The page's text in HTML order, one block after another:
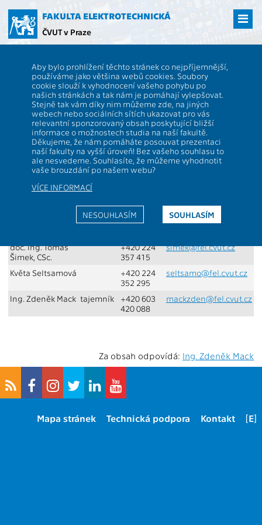
hlavní
obsah
FAKULTA ELEKTROTECHNICKÁ
ČVUT v Praze
Aby bylo prohlížení těchto stránek co nejpříjemnější,
používáme jako většina webů cookies. Soubory
cookie slouží k vyhodnocení vašeho pohybu po
našich stránkách a tak nám je pomáhají vylepšovat.
Stejně tak vám díky nim můžeme zde, na jiných
webech nebo sociálních sítích ukazovat pro vás
relevantní sponzorovaný obsah poskytující bližší
informace o možnostech studia na naší fakultě.
Děkujeme, že nám pomáháte posouvat prezentaci
naší fakulty na vyšší úroveň! Bez vašeho souhlasu to
ale nesvedeme. Souhlasíte, že můžeme vyhodnotit
vaše brouzdání po našem webu?
VÍCE INFORMACÍ
SOUHLASÍM
NESOUHLASÍM
Předsednictvo spolku ELEKTRA
Jméno Funkce Telefon
E-mail
prof. Mgr. Petr
Páta, Ph.D.
předseda +420224
352 016
dean@fel.cvut.cz
prof. Ing. Zbyněk
Škvor, CSc.
+420 224
353 385
skvor@fel.cvut.cz
prof. Ing. Boris
+420 224
+420 224
ripka@fel.cvut.cz
doc. Ing. Tomáš
Šimek, CSc.
+420 224
357 415
simek@fel.cvut.cz
Květa Seltsamová
+420 224
352 295
seltsamo@fel.cvut.cz
Ing. Zdeněk Mack tajemník
+420 603
420 088
mackzden@fel.cvut.cz
Za obsah odpovídá: Ing. Zdeněk Mack
[E]
Kontakt
Technická podpora
Mapa stránek